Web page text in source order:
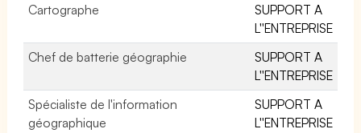
Cartographe
SUPPORT A
L''ENTREPRISE
Chef de batterie géographie
SUPPORT A
L''ENTREPRISE
Spécialiste de l'information
géographique
SUPPORT A
L''ENTREPRISE